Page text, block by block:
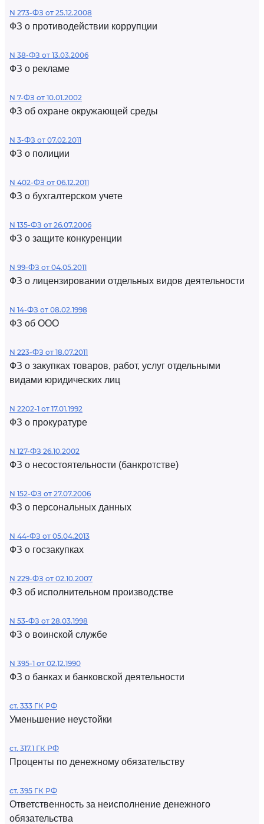
N 273-ФЗ от 25.12.2008
ФЗ о противодействии коррупции
N 38-ФЗ от 13.03.2006
ФЗ о рекламе
N 7-ФЗ от 10.01.2002
ФЗ об охране окружающей среды
N 3-ФЗ от 07.02.2011
ФЗ о полиции
N 402-ФЗ от 06.12.2011
ФЗ о бухгалтерском учете
N 135-ФЗ от 26.07.2006
ФЗ о защите конкуренции
N 99-ФЗ от 04.05.2011
ФЗ о лицензировании отдельных видов деятельности
N 14-ФЗ от 08.02.1998
ФЗ об ООО
N 223-ФЗ от 18.07.2011
ФЗ о закупках товаров, работ, услуг отдельными
видами юридических лиц
N 2202-1 от 17.01.1992
ФЗ о прокуратуре
N 127-ФЗ 26.10.2002
ФЗ о несостоятельности (банкротстве)
N 152-ФЗ от 27.07.2006
ФЗ о персональных данных
N 44-ФЗ от 05.04.2013
ФЗ о госзакупках
N 229-ФЗ от 02.10.2007
ФЗ об исполнительном производстве
N 53-ФЗ от 28.03.1998
ФЗ о воинской службе
N 395-1 от 02.12.1990
ФЗ о банках и банковской деятельности
ст. 333 ГК РФ
Уменьшение неустойки
ст. 317.1 ГК РФ
Проценты по денежному обязательству
ст. 395 ГК РФ
Ответственность за неисполнение денежного
обязательства